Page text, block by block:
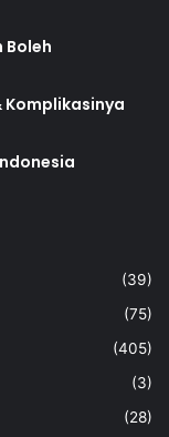
Boleh
Komplikasinya
(39)
(75)
(405)
(3)
(28)